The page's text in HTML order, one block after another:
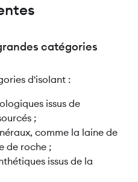
catégories
d'isolant :
issus de
;
comme la laine de
de roche ;
issus de la